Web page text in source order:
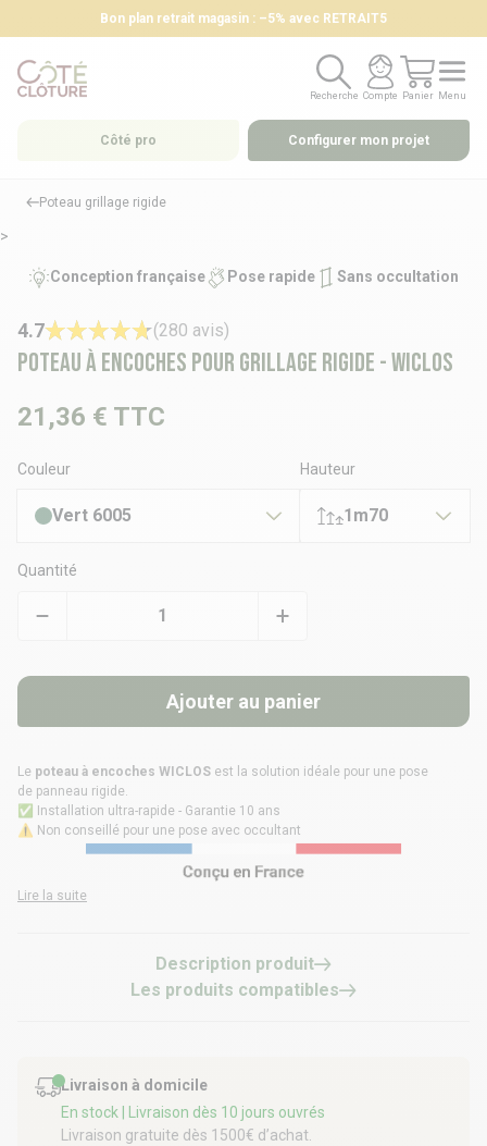
Bon plan retrait magasin : –5% avec RETRAIT5
Recherche
Recherche
Compte
Compte
Panier
Panier
Menu
Menu
Côté pro Configurer mon projet
Poteau grillage rigide
Poteau à encoches pour grillage rigide - WICLOS
4.7 (280 avis)
>
Conception française Pose rapide Sans occultation
21,36 € TTC
Couleur
Vert 6005
Hauteur
1m70
Quantité
Ajouter au panier
Le poteau à encoches WICLOS est la solution idéale pour une pose
de panneau rigide.
✅ Installation ultra-rapide - Garantie 10 ans
⚠️ Non conseillé pour une pose avec occultant
Lire la suite
Description produit
Les produits compatibles
Livraison à domicile
En stock
| Livraison dès 10 jours ouvrés
Livraison gratuite dès 1500€ d’achat.